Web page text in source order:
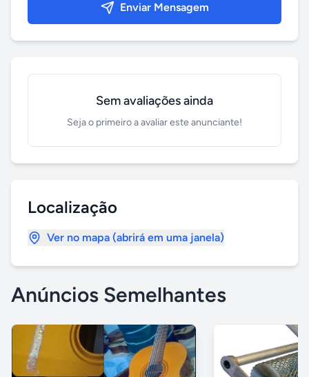
Enviar Mensagem
Sem avaliações ainda
Seja o primeiro a avaliar este anunciante!
Localização
Ver no mapa (abrirá em uma janela)
Anúncios Semelhantes